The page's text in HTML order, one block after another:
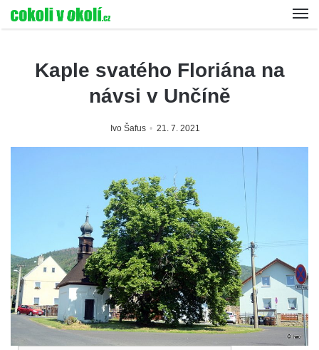
Kaple svatého Floriána na
návsi v Unčíně
Ivo Šafus 21. 7. 2021